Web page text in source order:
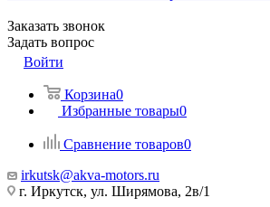
Заказать звонок
Задать вопрос
Войти
Корзина0
Избранные товары0
Сравнение товаров0
irkutsk@akva-motors.ru
г. Иркутск, ул. Ширямова, 2в/1